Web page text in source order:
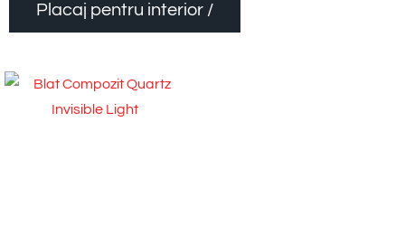
Placaj pentru interior /